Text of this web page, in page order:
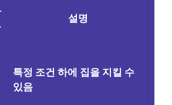
설명
특정 조건 하에 집을 지킬 수
있음